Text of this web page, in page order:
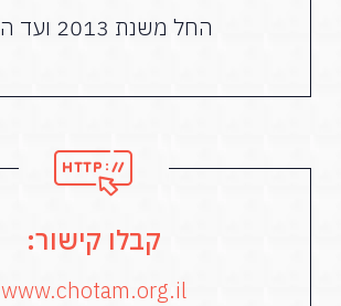
החל משנת 2013 ועד היום
קבלו קישור:
www.chotam.org.il